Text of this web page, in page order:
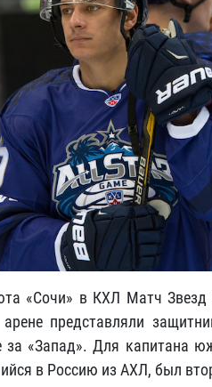
«Сочи» в КХЛ Матч
представляли
за «Запад». Для капитана
в Россию из АХЛ, был